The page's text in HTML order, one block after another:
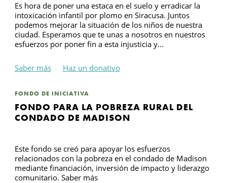
Es hora de poner una estaca en el suelo y erradicar la
intoxicación infantil por plomo en Siracusa. Juntos
podemos mejorar la situación de los niños de nuestra
ciudad. Esperamos que te unas a nosotros en nuestros
esfuerzos por poner fin a esta injusticia y...
Saber más Haz un donativo
FONDO DE INICIATIVA
FONDO PARA LA POBREZA RURAL DEL
CONDADO DE MADISON
Este fondo se creó para apoyar los esfuerzos
relacionados con la pobreza en el condado de Madison
mediante financiación, inversión de impacto y liderazgo
comunitario. Saber más